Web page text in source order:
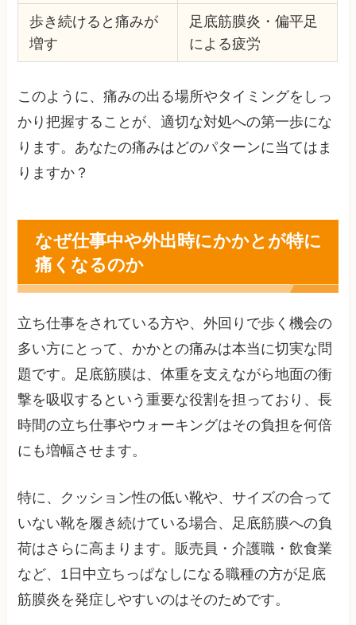
歩き続けると痛みが
増す
足底筋膜炎・偏平足
による疲労
このように、痛みの出る場所やタイミングをしっ
かり把握することが、適切な対処への第一歩にな
ります。あなたの痛みはどのパターンに当てはま
りますか？
なぜ仕事中や外出時にかかとが特に
痛くなるのか
立ち仕事をされている方や、外回りで歩く機会の
多い方にとって、かかとの痛みは本当に切実な問
題です。足底筋膜は、体重を支えながら地面の衝
撃を吸収するという重要な役割を担っており、長
時間の立ち仕事やウォーキングはその負担を何倍
にも増幅させます。
特に、クッション性の低い靴や、サイズの合って
いない靴を履き続けている場合、足底筋膜への負
荷はさらに高まります。販売員・介護職・飲食業
など、1日中立ちっぱなしになる職種の方が足底
筋膜炎を発症しやすいのはそのためです。